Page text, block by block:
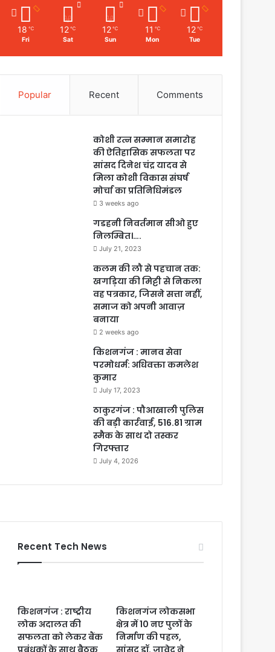
18 ℃
Fri
12 ℃
Sat
12 ℃
Sun
11 ℃
Mon
12 ℃
Tue
Popular Recent Comments
कोशी रत्न सम्मान समारोह
की ऐतिहासिक सफलता पर
सांसद दिनेश चंद्र यादव से
मिला कोशी विकास संघर्ष
मोर्चा का प्रतिनिधिमंडल
3 weeks ago
गडहनी निवर्तमान सीओ हुए
निलम्बित।….
July 21, 2023
कलम की लौ से पहचान तक:
खगड़िया की मिट्टी से निकला
वह पत्रकार, जिसने सत्ता नहीं,
समाज को अपनी आवाज़
बनाया
2 weeks ago
किशनगंज : मानव सेवा
परमोधर्म: अधिवक्ता कमलेश
कुमार
July 17, 2023
ठाकुरगंज : पौआखाली पुलिस
की बड़ी कार्रवाई, 516.81 ग्राम
स्मैक के साथ दो तस्कर
गिरफ्तार
July 4, 2026
Recent Tech News
किशनगंज : राष्ट्रीय
लोक अदालत की
सफलता को लेकर बैंक
प्रबंधकों के साथ बैठक
किशनगंज लोकसभा
क्षेत्र में 10 नए पुलों के
निर्माण की पहल,
सांसद डॉ. जावेद ने